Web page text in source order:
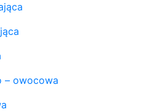
– owocowa